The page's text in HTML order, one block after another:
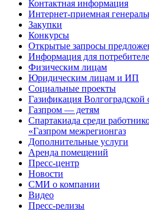
Контактная информация
Интернет-приемная
Закупки
Конкурсы
Открытые запросы
Информация для
Физическим лицам
Юридическим лицам и ИП
Социальные проекты
Газификация Волгоградской
Газпром — детям
Спартакиада среди
«Газпром межрегионгаз
Дополнительные услуги
Аренда помещений
Пресс-центр
Новости
СМИ о компании
Видео
Пресс-релизы